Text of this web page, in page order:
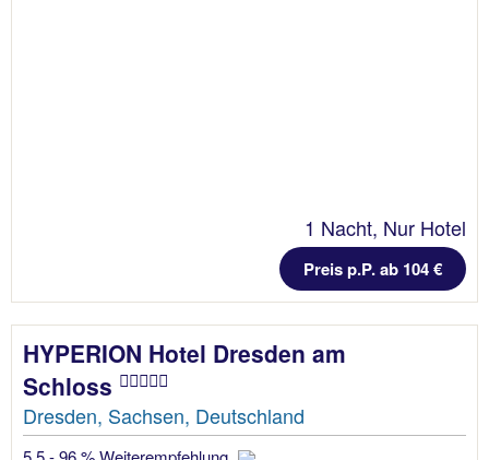
1 Nacht, Nur Hotel
Preis p.P. ab 104 €
HYPERION Hotel Dresden am
Schloss
Dresden, Sachsen, Deutschland